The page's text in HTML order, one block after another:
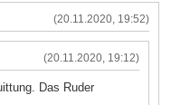
(20.11.2020, 19:52)
(20.11.2020, 19:12)
Das Ruder